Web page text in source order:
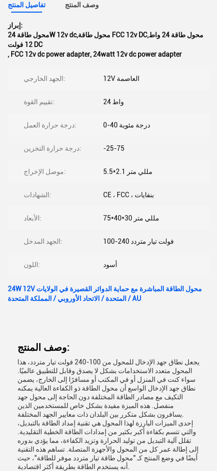
تفاصيل المنتج وصف المنتج
إبراز:
محول طاقة 24W 12v dc,محول طاقة FCC 12v DC,محول طاقة 24 واط
12 فولت DC
, FCC 12v dc power adapter, 24watt 12v dc power adapter
الجهد الخارجي: 12V العاصمة
تقييم القوة: 24 واط
درجة حرارة العمل: 0-40 درجة مئوية
درجة حرارة التخزين: -25-75
موصل الإخراج: 5.5*2.1 مللي متر
الشهادات: CE ، FCC ، بنفايات
الأبعاد: 75*40*30 مللي متر
الجهد المدخل: 100-240 فولت تيار متردد
اللون: أسود
24W 12V محول الطاقة المباشرة مع حماية الدوائر القصيرة في الولايات
المتحدة / الاتحاد الأوروبي / المملكة المتحدة / AU
وصف المنتج:
يجعل نطاق جهد الإدخال للمحول من 100-240 فولت تيار متردد، هذا
المحول متعدد الاستخدامات بشكل لا يصدق وقابل للتطبيق عالميًا.
سواء كنت في المنزل أو في المكتب أو مسافرًا إلى الخارج، يضمن
نطاق جهد الإدخال الواسع أن محول الطاقة ذو الكفاءة العالية يمكنه
التكيف مع مصادر الطاقة المختلفة دون الحاجة إلى محول جهد
منفصل. هذه الميزة مفيدة بشكل خاص للمستخدمين الذين
إحدى الميزات البارزة لهذا المحول هي تقنية إمداد الطاقة بالتبديل،
والتي تتسم بكفاءة أكبر بكثير من إمدادات الطاقة الخطية التقليدية.
تقلل آلية التبديل من توليد الحرارة وتزيد الكفاءة، مما يؤدي بدوره
إلى إطالة عمر كل من المحول والأجهزة المتصلة. تساهم هذه التقنية
أيضًا في وضع المنتج كـ "محول طاقة تيار متردد موفر للطاقة"، حيث